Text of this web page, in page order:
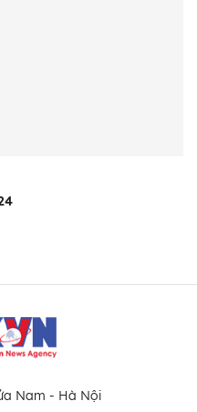
Nam - Hà Nội